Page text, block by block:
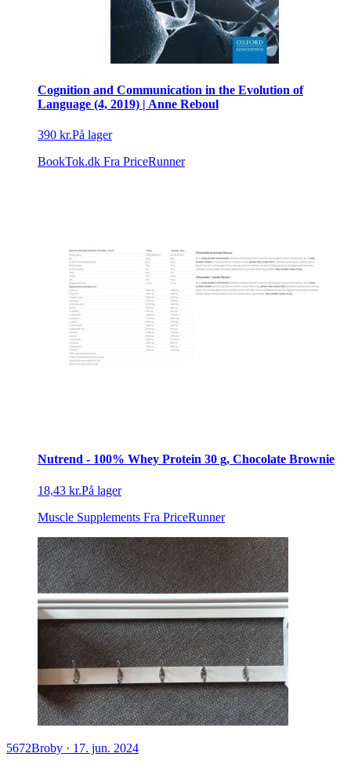
Cognition and Communication in the Evolution of
Language (4, 2019) | Anne Reboul
390 kr.På lager
BookTok.dk Fra PriceRunner
Nutrend - 100% Whey Protein 30 g, Chocolate Brownie
18,43 kr.På lager
Muscle Supplements Fra PriceRunner
5672Broby · 17. jun. 2024